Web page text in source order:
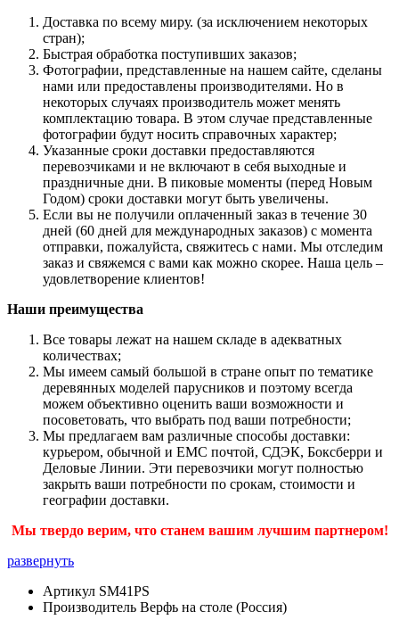
Доставка по всему миру. (за исключением некоторых
стран);
Быстрая обработка поступивших заказов;
Фотографии, представленные на нашем сайте, сделаны
нами или предоставлены производителями. Но в
некоторых случаях производитель может менять
комплектацию товара. В этом случае представленные
фотографии будут носить справочных характер;
Указанные сроки доставки предоставляются
перевозчиками и не включают в себя выходные и
праздничные дни. В пиковые моменты (перед Новым
Годом) сроки доставки могут быть увеличены.
Если вы не получили оплаченный заказ в течение 30
дней (60 дней для международных заказов) с момента
отправки, пожалуйста, свяжитесь с нами. Мы отследим
заказ и свяжемся с вами как можно скорее. Наша цель –
удовлетворение клиентов!
Наши преимущества
Все товары лежат на нашем складе в адекватных
количествах;
Мы имеем самый большой в стране опыт по тематике
деревянных моделей парусников и поэтому всегда
можем объективно оценить ваши возможности и
посоветовать, что выбрать под ваши потребности;
Мы предлагаем вам различные способы доставки:
курьером, обычной и ЕМС почтой, СДЭК, Боксберри и
Деловые Линии. Эти перевозчики могут полностью
закрыть ваши потребности по срокам, стоимости и
географии доставки.
Мы твердо верим, что станем вашим лучшим партнером!
развернуть
Артикул SM41PS
Производитель Верфь на столе (Россия)